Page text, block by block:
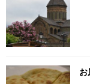
お